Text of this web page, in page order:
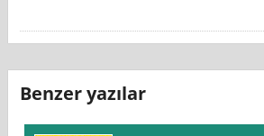
Benzer yazılar